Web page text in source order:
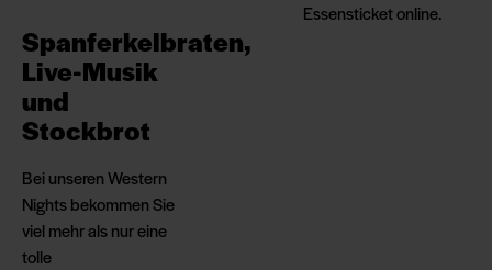
Essensticket online.
Spanferkelbraten,
Live-Musik
und
Stockbrot
Bei unseren Western
Nights bekommen Sie
viel mehr als nur eine
tolle